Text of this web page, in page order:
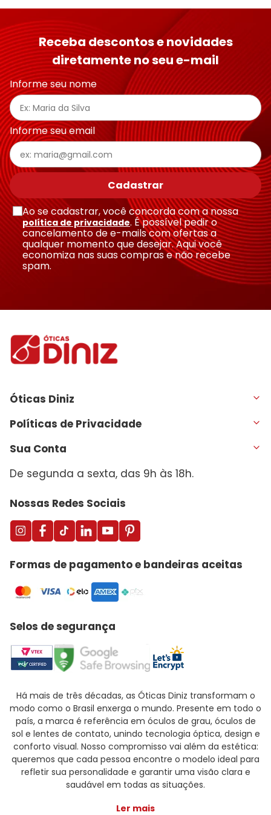
Receba descontos e novidades
diretamente no seu e-mail
Informe seu nome
Informe seu email
Cadastrar
Ao se cadastrar, você concorda com a nossa
política de privacidade. É possível pedir o
cancelamento de e-mails com ofertas a
qualquer momento que desejar. Aqui você
economiza nas suas compras e não recebe
spam.
Óticas Diniz
Políticas de Privacidade
Sua Conta
De segunda a sexta, das 9h às 18h.
Nossas Redes Sociais
Formas de pagamento e bandeiras aceitas
Selos de segurança
Há mais de três décadas, as Óticas Diniz transformam o
modo como o Brasil enxerga o mundo. Presente em todo o
país, a marca é referência em óculos de grau, óculos de
sol e lentes de contato, unindo tecnologia óptica, design e
conforto visual. Nosso compromisso vai além da estética:
queremos que cada pessoa encontre o modelo ideal para
refletir sua personalidade e garantir uma visão clara e
saudável em todas as situações.
Ler mais